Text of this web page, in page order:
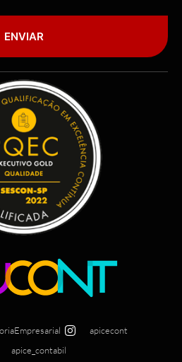
ENVIAR
apicecont
apice_contabil